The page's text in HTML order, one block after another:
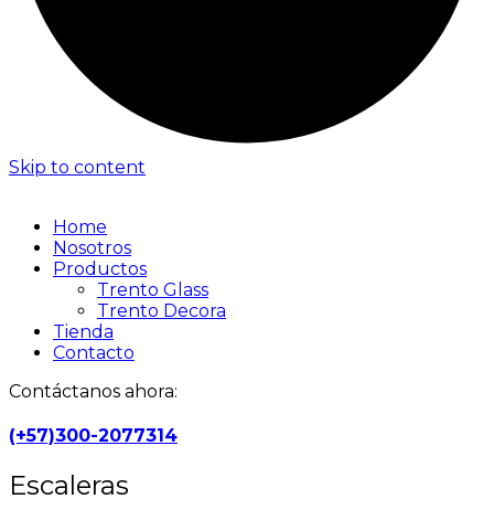
Skip to content
Home
Nosotros
Productos
Trento Glass
Trento Decora
Tienda
Contacto
Contáctanos ahora:
(+57)300-2077314
Escaleras